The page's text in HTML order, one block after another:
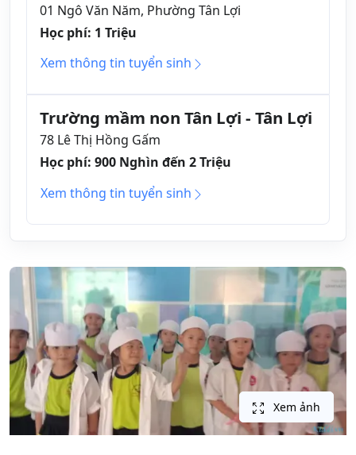
01 Ngô Văn Năm, Phường Tân Lợi
Học phí: 1 Triệu
Xem thông tin tuyển sinh
Trường mầm non Tân Lợi - Tân Lợi
78 Lê Thị Hồng Gấm
Học phí: 900 Nghìn đến 2 Triệu
Xem thông tin tuyển sinh
Xem ảnh